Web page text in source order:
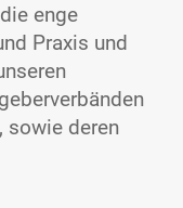
enge
Praxis und
sowie deren